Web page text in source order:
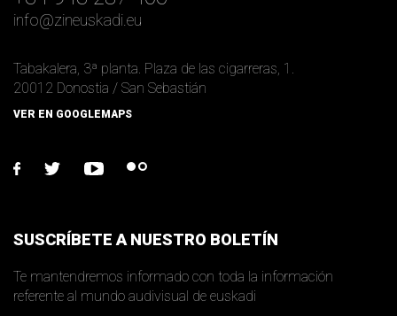
info@zineuskadi.eu
Tabakalera, 3ª planta. Plaza de las cigarreras, 1.
20012 Donostia / San Sebastián
VER EN GOOGLEMAPS
facebook
twitter youtubeflickr
SUSCRÍBETE A NUESTRO BOLETÍN
Te mantendremos informado con toda la información
referente al mundo audivisual de euskadi